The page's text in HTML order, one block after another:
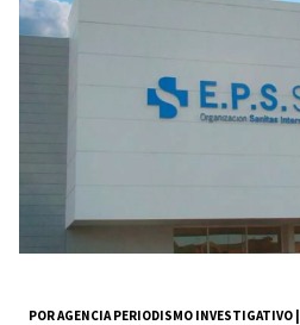
POR AGENCIA PERIODISMO INVESTIGATIVO |